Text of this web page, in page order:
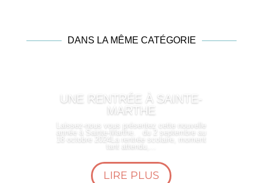
DANS LA MÊME CATÉGORIE
UNE RENTRÉE À SAINTE-
MARTHE
Laissez-nous vous présentez cette nouvelle
année à Sainte-Marthe. du 2 septembre au
18 octobre 2024La rentrée scolaire, moment
tant attendu,...
LIRE PLUS